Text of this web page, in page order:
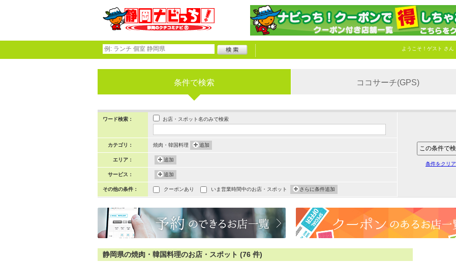
ようこそ！ ゲスト さん
条件で検索 ココサーチ(GPS)
ワード検索： お店・スポット名のみで検索
カテゴリ： 焼肉・韓国料理 追加
エリア： 追加
サービス： 追加
その他の条件： クーポンあり いま営業時間中のお店・スポット さらに条件追加
条件をクリア
静岡県の焼肉・韓国料理のお店・スポット (76 件)